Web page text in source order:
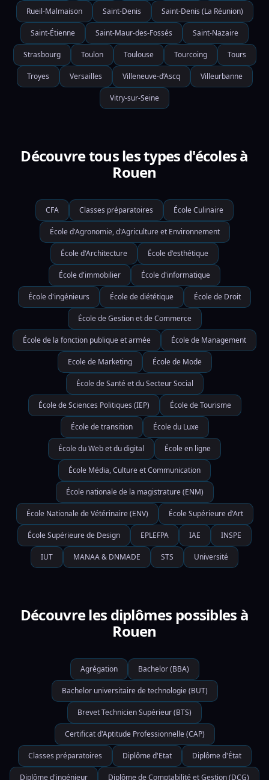
Rueil-Malmaison Saint-Denis Saint-Denis (La Réunion)
Saint-Étienne Saint-Maur-des-Fossés Saint-Nazaire
Strasbourg Toulon Toulouse Tourcoing Tours
Troyes Versailles Villeneuve-d’Ascq Villeurbanne
Vitry-sur-Seine
Découvre tous les types d'écoles à
Rouen
CFA Classes préparatoires École Culinaire
École d'Agronomie, d'Agriculture et Environnement
École d'Architecture École d'esthétique
École d'immobilier École d'informatique
École d'ingénieurs École de diététique École de Droit
École de Gestion et de Commerce
École de la fonction publique et armée École de Management
Ecole de Marketing École de Mode
École de Santé et du Secteur Social
École de Sciences Politiques (IEP) École de Tourisme
École de transition École du Luxe
École du Web et du digital École en ligne
École Média, Culture et Communication
École nationale de la magistrature (ENM)
École Nationale de Vétérinaire (ENV) École Supérieure d'Art
École Supérieure de Design EPLEFPA IAE INSPE
IUT MANAA & DNMADE STS Université
Découvre les diplômes possibles à
Rouen
Agrégation Bachelor (BBA)
Bachelor universitaire de technologie (BUT)
Brevet Technicien Supérieur (BTS)
Certificat d'Aptitude Professionnelle (CAP)
Classes préparatoires Diplôme d'Etat Diplôme d'État
Diplôme d'ingénieur Diplôme de Comptabilité et Gestion (DCG)